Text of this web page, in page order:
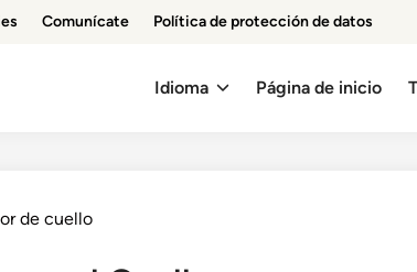
Comunícate Política de protección de datos
Idioma Página de inicio
de cuello